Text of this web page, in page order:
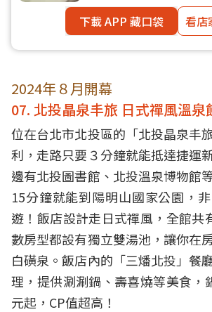
下載 APP 藏口袋
看店
2024年８月開幕
07. 北投晶泉丰旅 日式禪風溫泉
位在台北市北投區的「北投晶泉丰
利，走路只要３分鐘就能抵達捷運
邊有北投圖書館、北投溫泉博物館
15分鐘就能到陽明山國家公園，
遊！飯店設計走日式禪風，全館共
數房型都設有獨立雙湯池，讓你在
白磺泉。飯店內的「三燔北投」餐
理，提供涮涮鍋、壽喜燒等美食，
元起，CP值超高！